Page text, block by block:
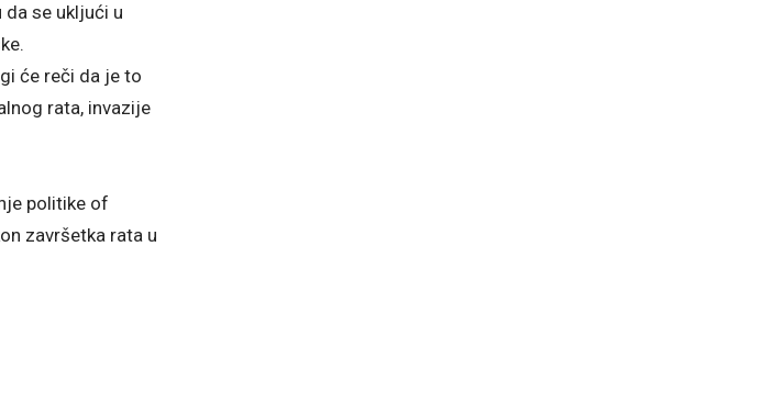
da se ukljući u
će reči da je to
rata, invazije
politike of
završetka rata u